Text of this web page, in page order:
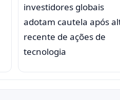
investidores globais
adotam cautela após
recente de ações de
tecnologia